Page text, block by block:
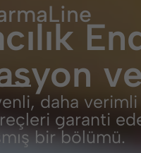
daha
garanti
bir bölümü.